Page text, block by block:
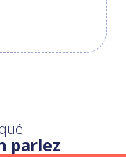
parlez